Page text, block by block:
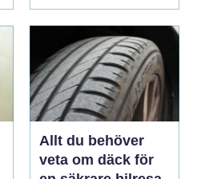
Allt du behöver
veta om däck för